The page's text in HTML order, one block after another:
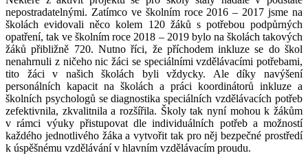
nepostradatelnými. Zatímco ve školním roce 2016 – 2017 jsme na
školách evidovali něco kolem 120 žáků s potřebou podpůrných
opatření, tak ve školním roce 2018 – 2019 bylo na školách takových
žáků přibližně 720. Nutno říci, že příchodem inkluze se do škol
nenahrnuli z ničeho nic žáci se speciálními vzdělávacími potřebami,
tito žáci v našich školách byli vždycky. Ale díky navýšení
personálních kapacit na školách a práci koordinátorů inkluze a
školních psychologů se diagnostika speciálních vzdělávacích potřeb
zefektivnila, zkvalitnila a rozšířila. Školy tak nyní mohou k žákům
v rámci výuky přistupovat dle individuálních potřeb a možností
každého jednotlivého žáka a vytvořit tak pro něj bezpečné prostředí
k úspěšnému vzdělávání v hlavním vzdělávacím proudu.